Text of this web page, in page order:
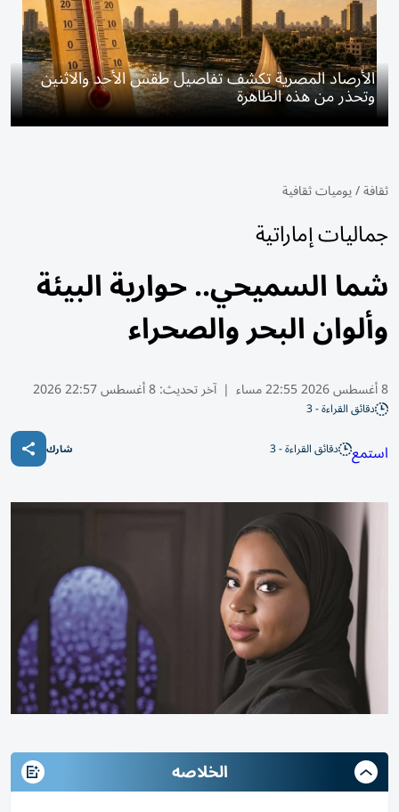
الأرصاد المصرية تكشف تفاصيل طقس الأحد والاثنين
وتحذر من هذه الظاهرة
ثقافة/يوميات ثقافية
جماليات إماراتية
شما السميحي.. حوارية البيئة
وألوان البحر والصحراء
8 أغسطس 2026 22:55 مساء | آخر تحديث:8 أغسطس 22:57 2026
دقائق القراءة - 3
استمع دقائق القراءة - 3 شارك
الخلاصه